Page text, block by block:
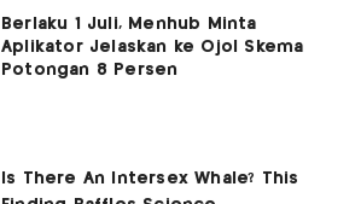
Berlaku 1 Juli, Menhub Minta
Aplikator Jelaskan ke Ojol Skema
Potongan 8 Persen